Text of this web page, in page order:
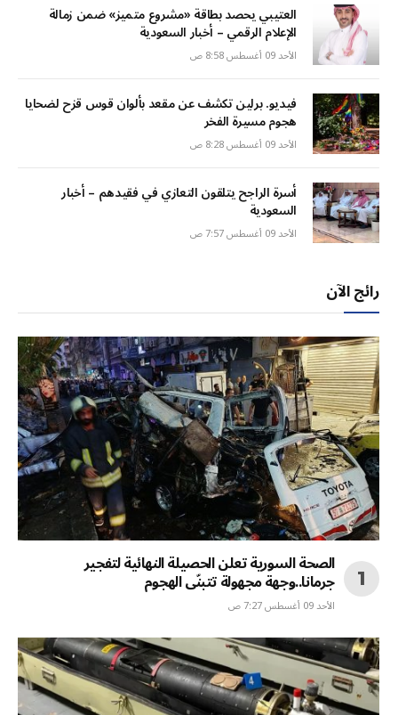
العتيبي يحصد بطاقة «مشروع متميز» ضمن زمالة
الإعلام الرقمي – أخبار السعودية
الأحد 09 أغسطس 8:58 ص
فيديو. برلين تكشف عن مقعد بألوان قوس قزح لضحايا
هجوم مسيرة الفخر
الأحد 09 أغسطس 8:28 ص
أسرة الراجح يتلقون التعازي في فقيدهم – أخبار
السعودية
الأحد 09 أغسطس 7:57 ص
رائج الآن
الصحة السورية تعلن الحصيلة النهائية لتفجير
جرمانا..وجهة مجهولة تتبنّى الهجوم
الأحد 09 أغسطس 7:27 ص